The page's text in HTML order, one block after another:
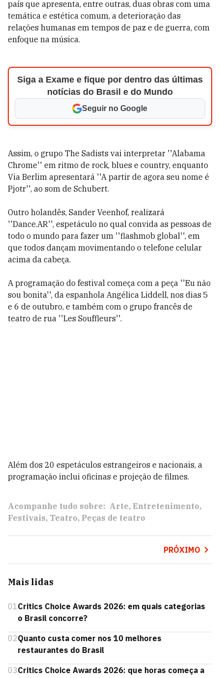
país que apresenta, entre outras, duas obras com uma
temática e estética comum, a deterioração das
relações humanas em tempos de paz e de guerra, com
enfoque na música.
Siga a Exame e fique por dentro das últimas
notícias do Brasil e do Mundo
Seguir no Google
Assim, o grupo The Sadists vai interpretar ''Alabama
Chrome'' em ritmo de rock, blues e country, enquanto
Via Berlim apresentará ''A partir de agora seu nome é
Pjotr'', ao som de Schubert.
Outro holandês, Sander Veenhof, realizará
''Dance.AR'', espetáculo no qual convida as pessoas de
todo o mundo para fazer um ''flashmob global'', em
que todos dançam movimentando o telefone celular
acima da cabeça.
A programação do festival começa com a peça ''Eu não
sou bonita'', da espanhola Angélica Liddell, nos dias 5
e 6 de outubro, e também com o grupo francês de
teatro de rua ''Les Souffleurs''.
Além dos 20 espetáculos estrangeiros e nacionais, a
programação inclui oficinas e projeção de filmes.
Acompanhe tudo sobre: Arte Entretenimento
Festivais Teatro Peças de teatro
PRÓXIMO
Mais lidas
01Critics Choice Awards 2026: em quais categorias
o Brasil concorre?
02Quanto custa comer nos 10 melhores
restaurantes do Brasil
03Critics Choice Awards 2026: que horas começa a